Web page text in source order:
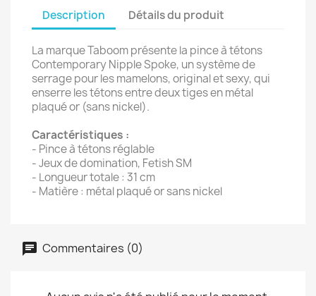
Description Détails du produit
La marque Taboom présente la pince à tétons
Contemporary Nipple Spoke, un système de
serrage pour les mamelons, original et sexy, qui
enserre les tétons entre deux tiges en métal
plaqué or (sans nickel).
Caractéristiques :
- Pince à tétons réglable
- Jeux de domination, Fetish SM
- Longueur totale : 31 cm
- Matière : métal plaqué or sans nickel
Commentaires (0)